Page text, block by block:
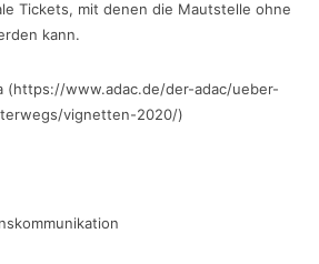
Tickets, mit denen die Mautstelle ohne
kann.
(https://www.adac.de/der-adac/ueber-
vignetten-2020/)